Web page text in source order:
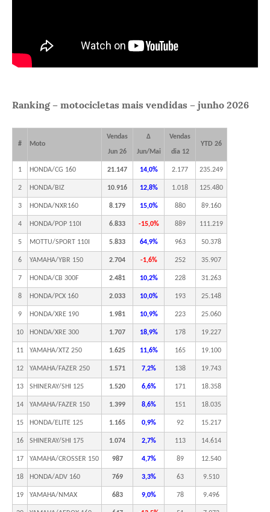
Ranking – motocicletas mais vendidas – junho 2026
# Moto
Vendas
Jun 26
Δ
Jun/Mai
Vendas
dia 12
YTD 26
1 HONDA/CG 160 21.147 14,0% 2.177 235.249
2 HONDA/BIZ 10.916 12,8% 1.018 125.480
3 HONDA/NXR160 8.179 15,0% 880 89.160
4 HONDA/POP 110I 6.833 -15,0% 889 111.219
5 MOTTU/SPORT 110I 5.833 64,9% 963 50.378
6 YAMAHA/YBR 150 2.704 -1,6% 252 35.907
7 HONDA/CB 300F 2.481 10,2% 228 31.263
8 HONDA/PCX 160 2.033 10,0% 193 25.148
9 HONDA/XRE 190 1.981 10,9% 223 25.060
10 HONDA/XRE 300 1.707 18,9% 178 19.227
11 YAMAHA/XTZ 250 1.625 11,6% 165 19.100
12 YAMAHA/FAZER 250 1.571 7,2% 138 19.743
13 SHINERAY/SHI 125 1.520 6,6% 171 18.358
14 YAMAHA/FAZER 150 1.399 8,6% 151 18.035
15 HONDA/ELITE 125 1.165 0,9% 92 15.217
16 SHINERAY/SHI 175 1.074 2,7% 113 14.614
17 YAMAHA/CROSSER 150 987 4,7% 89 12.540
18 HONDA/ADV 160 769 3,3% 63 9.510
19 YAMAHA/NMAX 683 9,0% 78 9.496